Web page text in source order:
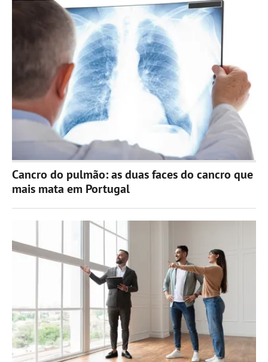
Cancro do pulmão: as duas faces do cancro que
mais mata em Portugal